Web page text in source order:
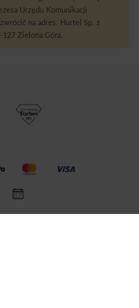
Urzędu Komunikacji
na adres: Hurtel Sp. z
Zielona Góra.